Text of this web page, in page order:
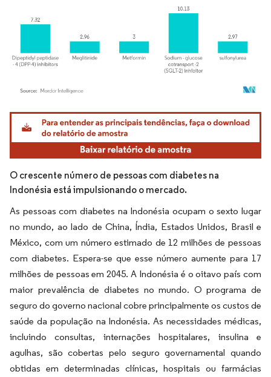
Imagem © Mordor Intelligence. O reuso requer atribuição conforme CC BY 4.0.
O crescente número de pessoas com diabetes na
Indonésia está impulsionando o mercado.
As pessoas com diabetes na Indonésia ocupam o sexto lugar
no mundo, ao lado de China, Índia, Estados Unidos, Brasil e
México, com um número estimado de 12 milhões de pessoas
com diabetes. Espera-se que esse número aumente para 17
milhões de pessoas em 2045. A Indonésia é o oitavo país com
maior prevalência de diabetes no mundo. O programa de
seguro do governo nacional cobre principalmente os custos de
saúde da população na Indonésia. As necessidades médicas,
incluindo consultas, internações hospitalares, insulina e
agulhas, são cobertas pelo seguro governamental quando
obtidas em determinadas clínicas, hospitais ou farmácias